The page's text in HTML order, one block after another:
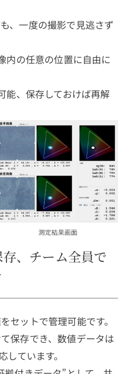
、一度の撮影で見逃さず
内の任意の位置に自由に
能、保存しておけば再解
、チーム全員で
セットで管理可能です。
保存でき、数値データは
しています。